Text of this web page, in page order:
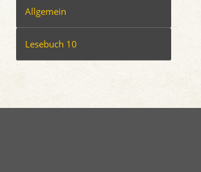
Allgemein
Lesebuch 10